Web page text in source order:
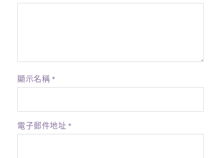
顯示名稱 *
電子郵件地址 *